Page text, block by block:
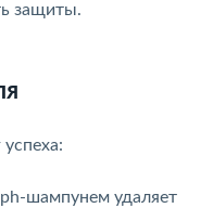
защиты.
шампунем удаляет